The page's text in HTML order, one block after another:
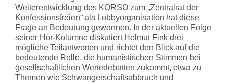
Weiterentwicklung des KORSO zum „Zentralrat der
Konfessionsfreien“ als Lobbyorganisation hat diese
Frage an Bedeutung gewonnen. In der aktuellen Folge
seiner Hör-Kolumne diskutiert Helmut Fink drei
mögliche Teilantworten und richtet den Blick auf die
bedeutende Rolle, die humanistischen Stimmen bei
gesellschaftlichen Wertedebatten zukommt, etwa zu
Themen wie Schwangerschaftsabbruch und